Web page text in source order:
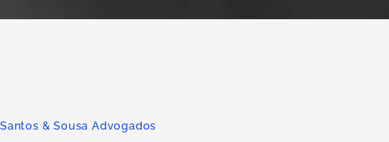
Santos & Sousa Advogados